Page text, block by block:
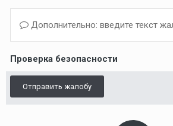
Дополнительно: введите текст
Проверка безопасности
Отправить жалобу